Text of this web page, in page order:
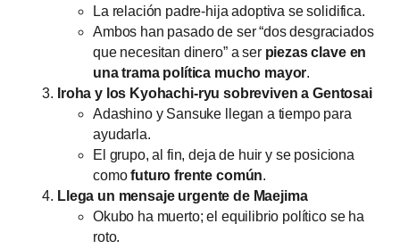
La relación padre-hija adoptiva se solidifica.
Ambos han pasado de ser “dos desgraciados
que necesitan dinero” a ser piezas clave en
una trama política mucho mayor.
Iroha y los Kyohachi-ryu sobreviven a Gentosai
Adashino y Sansuke llegan a tiempo para
ayudarla.
El grupo, al fin, deja de huir y se posiciona
comofuturo frente común.
Llega un mensaje urgente de Maejima
Okubo ha muerto; el equilibrio político se ha
roto.